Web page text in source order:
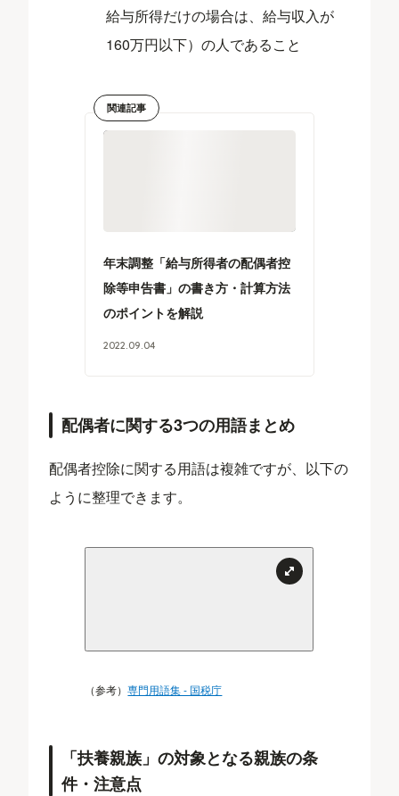
給与所得だけの場合は、給与収入が
160万円以下）の人であること
関連記事
年末調整「給与所得者の配偶者控
除等申告書」の書き方・計算方法
のポイントを解説
2022 09 04
配偶者に関する3つの用語まとめ
配偶者控除に関する用語は複雑ですが、以下の
ように整理できます。
（参考）専門用語集 ‐ 国税庁
「扶養親族」の対象となる親族の条
件・注意点